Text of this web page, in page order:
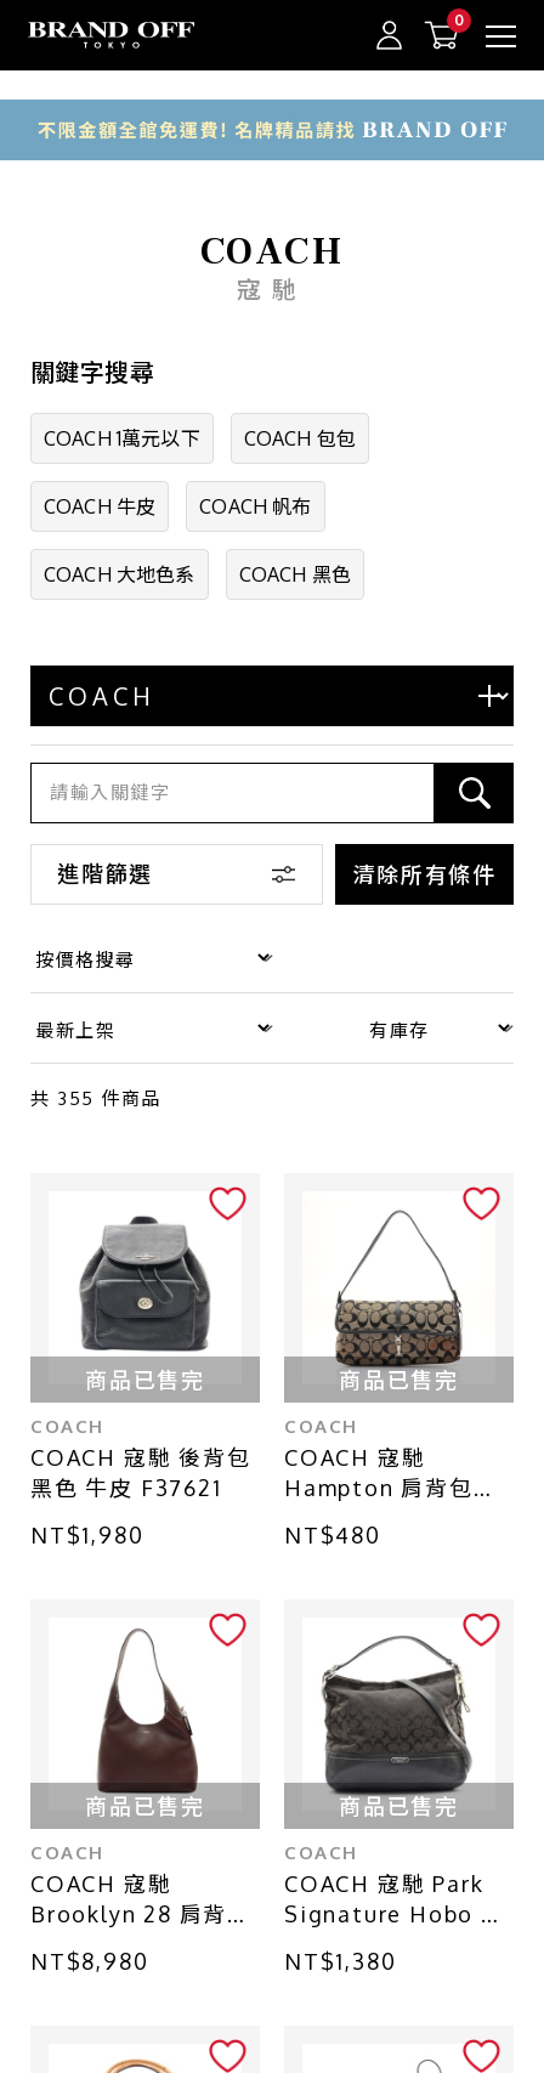
中古名牌業界No.1的BRAND OFF。BRAND OFF官網購物/h1>
COACH
寇馳
關鍵字搜尋
COACH 1萬元以下 COACH 包包
COACH 牛皮 COACH 帆布
COACH 大地色系 COACH 黑色
進階篩選 清除所有條件
商品類別
一般珠寶
衣物
其他
商品等級
近全新
九成新
八成新
六成新
店鋪區域
台北 - 台北本店
台中 - 廣三SOGO店
台中 - 中友百貨店
共 355 件商品
商品已售完
COACH
COACH 寇馳 後背包
黑色 牛皮 F37621
NT$1,980
商品已售完
COACH
COACH 寇馳
Hampton 肩背包
棕/黑色 帆布 牛皮
6348
NT$480
商品已售完
COACH
COACH 寇馳
Brooklyn 28 肩背包
棕色 牛皮 CU068
NT$8,980
商品已售完
COACH
COACH 寇馳 Park
Signature Hobo 兩
用包 黑色 牛皮 帆布
F23279
NT$1,380